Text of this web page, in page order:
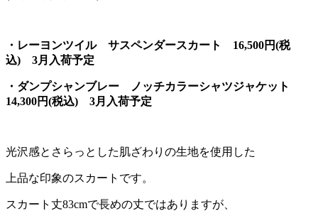
・レーヨンツイル サスペンダースカート 16,500円(税
込) 3月入荷予定
・ダンプシャンブレー ノッチカラーシャツジャケット
14,300円(税込) 3月入荷予定
光沢感とさらっとした肌ざわりの生地を使用した
上品な印象のスカートです。
スカート丈83cmで長めの丈ではありますが、